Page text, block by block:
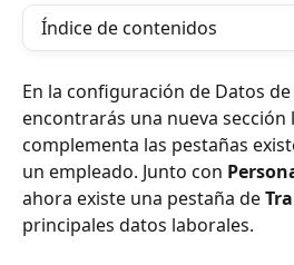
Índice de contenidos
En la configuración de Datos
encontrarás una nueva sección
complementa las pestañas
un empleado. Junto con
ahora existe una pestaña de
principales datos laborales.